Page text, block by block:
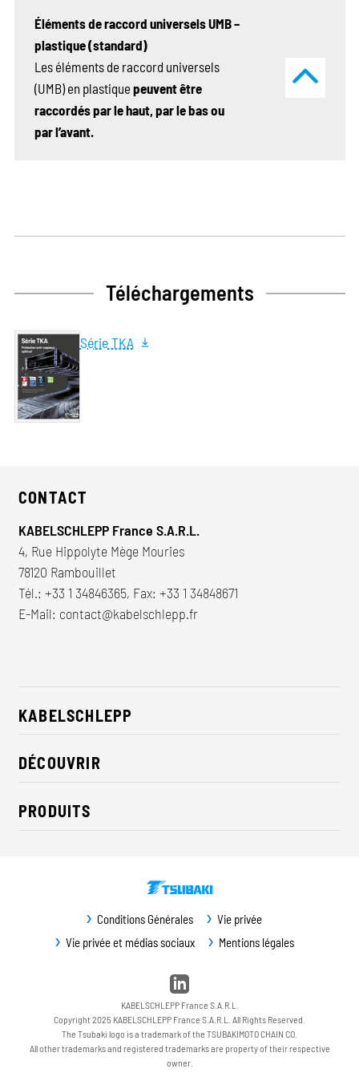
Éléments de raccord universels UMB –
plastique (standard)
Les éléments de raccord universels
(UMB) en plastiquepeuvent être
raccordés par le haut, par le bas ou
par l’avant.
Téléchargements
Série TKA
CONTACT
KABELSCHLEPP France S.A.R.L.
4, Rue Hippolyte Mège Mouries
78120 Rambouillet
Tél.: +33 1 34846365, Fax: +33 1 34848671
E-Mail: contact@kabelschlepp.fr
KABELSCHLEPP
À propos de nous
RSE / Durabilité
Contact
DÉCOUVRIR
Solutions pour l'industrie
Nouveautés
PRODUITS
Protection de glissières
Entretien / Pièces de rechange
Conditions Générales
Vie privée
Vie privée et médias sociaux
Mentions légales
KABELSCHLEPP France S.A.R.L.
Copyright 2025 KABELSCHLEPP France S.A.R.L. All Rights Reserved.
The Tsubaki logo is a trademark of the TSUBAKIMOTO CHAIN CO.
All other trademarks and registered trademarks are property of their respective
owner.